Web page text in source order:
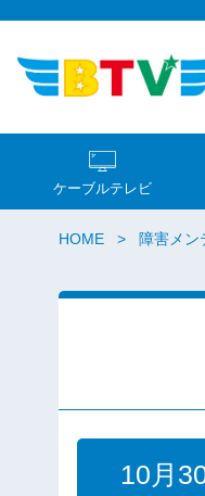
ケーブルテレビ
HOME 障害メン
10月